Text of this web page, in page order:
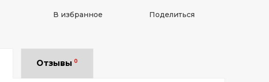
В избранное Поделиться
Отзывы 0